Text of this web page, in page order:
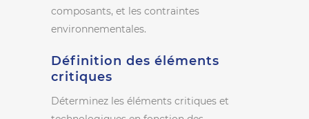
composants, et les contraintes
environnementales.
Définition des éléments
critiques
Déterminez les éléments critiques et